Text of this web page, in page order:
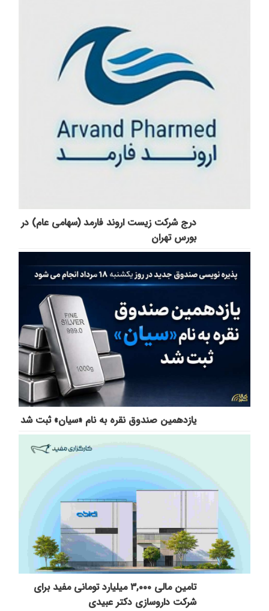
درج شرکت زیست اروند فارمد (سهامی عام) در
بورس تهران
یازدهمین صندوق نقره به نام «سیان» ثبت شد
تامین مالی ۳,۰۰۰ میلیارد تومانی مفید برای
شرکت داروسازی دکتر عبیدی